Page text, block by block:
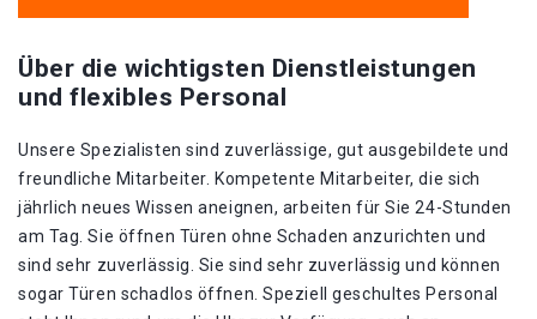
Über die wichtigsten Dienstleistungen
und flexibles Personal
Unsere Spezialisten sind zuverlässige, gut ausgebildete und
freundliche Mitarbeiter. Kompetente Mitarbeiter, die sich
jährlich neues Wissen aneignen, arbeiten für Sie 24-Stunden
am Tag. Sie öffnen Türen ohne Schaden anzurichten und
sind sehr zuverlässig. Sie sind sehr zuverlässig und können
sogar Türen schadlos öffnen. Speziell geschultes Personal